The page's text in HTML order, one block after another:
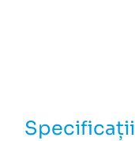
Specificații